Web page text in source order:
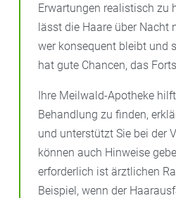
Erwartungen realistisch zu
lässt die Haare über Nacht
wer konsequent bleibt und
hat gute Chancen, das
Ihre Meilwald-Apotheke
Behandlung zu finden,
und unterstützt Sie bei der
können auch Hinweise
erforderlich ist ärztlichen
Beispiel, wenn der